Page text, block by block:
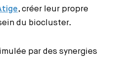
, créer leur propre
du biocluster.
par des synergies